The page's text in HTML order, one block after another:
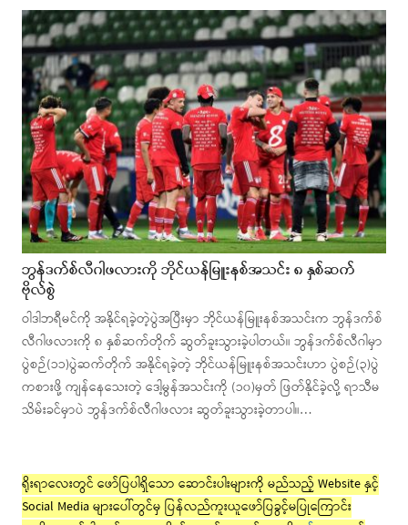
ဘွန်ဒက်စ်လီဂါဖလားကို ဘိုင်ယန်မြူးနစ်အသင်း ၈ နှစ်ဆက်
ဗိုလ်စွဲ
ဝါဒါဘရီမင်ကို အနိုင်ရခဲ့တဲ့ပွဲအပြီးမှာ ဘိုင်ယန်မြူးနစ်အသင်းက ဘွန်ဒက်စ်
လီဂါဖလားကို ၈ နှစ်ဆက်တိုက် ဆွတ်ခူးသွားခဲ့ပါတယ်။ ဘွန်ဒက်စ်လီဂါမှာ
ပွဲစဉ်(၁၁)ပွဲဆက်တိုက် အနိုင်ရခဲ့တဲ့ ဘိုင်ယန်မြူးနစ်အသင်းဟာ ပွဲစဉ်(၃)ပွဲ
ကစားဖို့ ကျန်နေသေးတဲ့ ဒေါ့မွန်အသင်းကို (၁၀)မှတ် ဖြတ်နိုင်ခဲ့လို့ ရာသီမ
သိမ်းခင်မှာပဲ ဘွန်ဒက်စ်လီဂါဖလား ဆွတ်ခူးသွားခဲ့တာပါ။…
ရိုးရာလေးတွင် ဖော်ပြပါရှိသော ဆောင်းပါးများကို မည်သည့် Website နှင့်
Social Media များပေါ်တွင်မှ ပြန်လည်ကူးယူဖော်ပြခွင့်မပြုကြောင်း